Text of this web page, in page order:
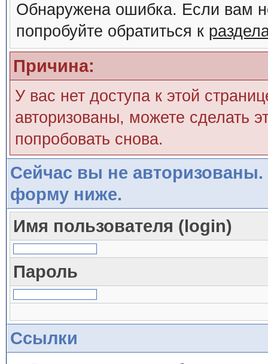
Обнаружена ошибка. Если вам
попробуйте обратиться к
Причина:
У вас нет доступа к этой
авторизованы, можете сделать
попробовать снова.
Сейчас вы не авторизованы.
форму ниже.
Имя пользователя (login)
Пароль
Ссылки